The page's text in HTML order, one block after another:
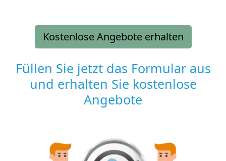
Kostenlose Angebote erhalten
Füllen Sie jetzt das Formular aus
und erhalten Sie kostenlose
Angebote